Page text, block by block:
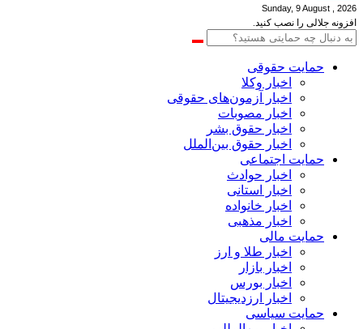
Sunday, 9 August , 2026
افزونه جلالی را نصب کنید.
حمایت حقوقی
اخبار وکلا
اخبار آزمون‌های حقوقی
اخبار مصوبات
اخبار حقوق بشر
اخبار حقوق بین‌الملل
حمایت اجتماعی
اخبار حوادث
اخبار استانی
اخبار خانواده
اخبار مذهبی
حمایت مالی
اخبار طلا و ارز
اخبار بازار
اخبار بورس
اخبار ارزدیجیتال
حمایت سیاسی